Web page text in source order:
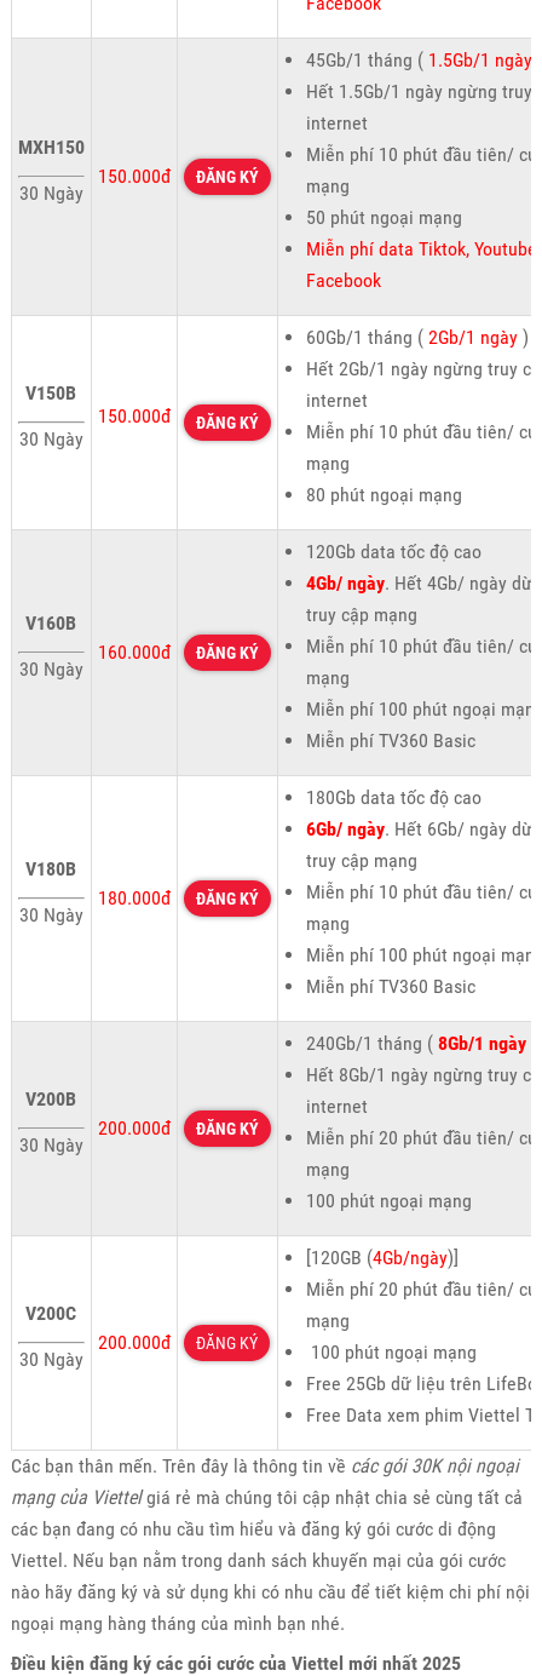
MXH150
30 Ngày
150.000đ ĐĂNG KÝ
45Gb/1 tháng ( 1.5Gb/1 ngày
Hết 1.5Gb/1 ngày ngừng truy
internet
Miễn phí 10 phút đầu tiên/
mạng
50 phút ngoại mạng
Miễn phí data Tiktok, Youtube,
Facebook
V150B
30 Ngày
150.000đ ĐĂNG KÝ
60Gb/1 tháng ( 2Gb/1 ngày)
Hết 2Gb/1 ngày ngừng truy
internet
Miễn phí 10 phút đầu tiên/
mạng
80 phút ngoại mạng
V160B
30 Ngày
160.000đ ĐĂNG KÝ
120Gb data tốc độ cao
4Gb/ ngày. Hết 4Gb/ ngày
truy cập mạng
Miễn phí 10 phút đầu tiên/
mạng
Miễn phí 100 phút ngoại
Miễn phí TV360 Basic
V180B
30 Ngày
180.000đ ĐĂNG KÝ
180Gb data tốc độ cao
6Gb/ ngày. Hết 6Gb/ ngày
truy cập mạng
Miễn phí 10 phút đầu tiên/
mạng
Miễn phí 100 phút ngoại
Miễn phí TV360 Basic
V200B
30 Ngày
200.000đ ĐĂNG KÝ
240Gb/1 tháng ( 8Gb/1 ngày)
Hết 8Gb/1 ngày ngừng truy
internet
Miễn phí 20 phút đầu tiên/
mạng
100 phút ngoại mạng
V200C
30 Ngày
200.000đ ĐĂNG KÝ
[120GB (4Gb/ngày)]
Miễn phí 20 phút đầu tiên/
mạng
100 phút ngoại mạng
Free 25Gb dữ liệu trên
Free Data xem phim Viettel
Các bạn thân mến. Trên đây là thông tin về các gói 30K nội ngoại
mạng của Viettelgiá rẻ mà chúng tôi cập nhật chia sẻ cùng tất cả
các bạn đang có nhu cầu tìm hiểu và đăng ký gói cước di động
Viettel. Nếu bạn nằm trong danh sách khuyến mại của gói cước
nào hãy đăng ký và sử dụng khi có nhu cầu để tiết kiệm chi phí nội
ngoại mạng hàng tháng của mình bạn nhé.
Điều kiện đăng ký các gói cước của Viettel mới nhất 2025